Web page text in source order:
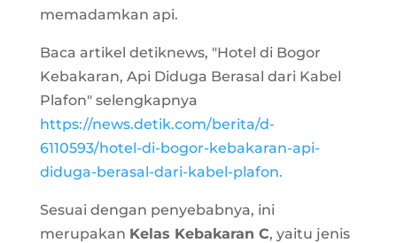
memadamkan api.
Baca artikel detiknews, "Hotel di Bogor
Kebakaran, Api Diduga Berasal dari Kabel
Plafon" selengkapnya
https://news.detik.com/berita/d-
6110593/hotel-di-bogor-kebakaran-api-
diduga-berasal-dari-kabel-plafon.
Sesuai dengan penyebabnya, ini
merupakan Kelas Kebakaran C, yaitu jenis